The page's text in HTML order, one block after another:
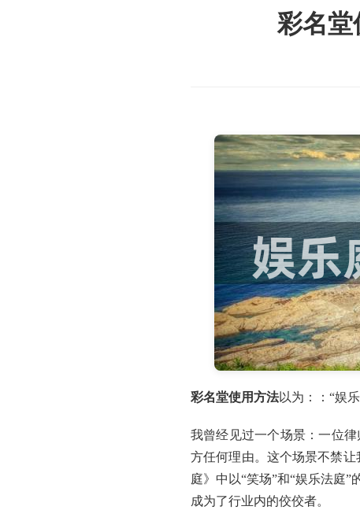
彩名堂
彩名堂使用方法以为：：“娱
我曾经见过一个场景：一位
方任何理由。这个场景不禁
庭》中以“笑场”和“娱乐法庭
成为了行业内的佼佼者。